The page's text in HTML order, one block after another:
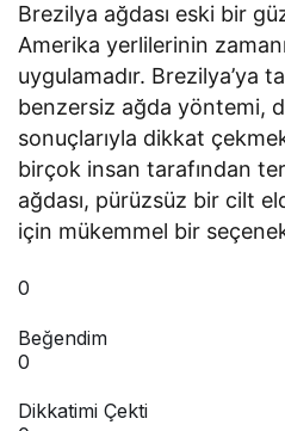
Brezilya ağdası eski bir
Amerika yerlilerinin
uygulamadır. Brezilya’ya
benzersiz ağda yöntemi,
sonuçlarıyla dikkat
birçok insan tarafından
ağdası, pürüzsüz bir cilt
için mükemmel bir
0
Beğendim
0
Dikkatimi Çekti